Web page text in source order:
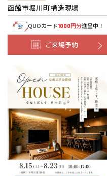
函館市堀川町構造現場
QUOカード1000円分進呈中！
ご来場予約